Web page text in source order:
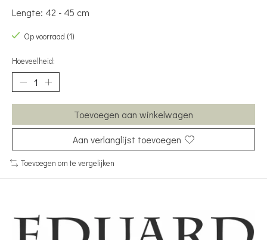
Lengte: 42 - 45 cm
Op voorraad (1)
Hoeveelheid:
Toevoegen aan winkelwagen
Aan verlanglijst toevoegen
Toevoegen om te vergelijken